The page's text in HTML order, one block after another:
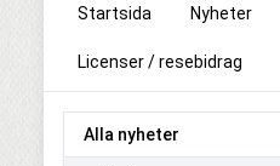
Startsida Nyheter
Licenser / resebidrag
Alla nyheter